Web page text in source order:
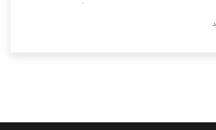
الصيانة التى تكون من أهم الخدمات التى